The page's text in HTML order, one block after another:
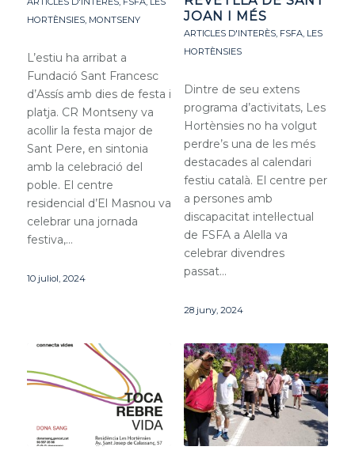
HORTÈNSIES, MONTSENY
L’estiu ha arribat a
Fundació Sant Francesc
d’Assís amb dies de festa i
platja. CR Montseny va
acollir la festa major de
Sant Pere, en sintonia
amb la celebració del
poble. El centre
residencial d’El Masnou va
celebrar una jornada
festiva,…
10 juliol, 2024
JOAN I MÉS
ARTICLES D'INTERÈS, FSFA, LES
HORTÈNSIES
Dintre de seu extens
programa d’activitats, Les
Hortènsies no ha volgut
perdre’s una de les més
destacades al calendari
festiu català. El centre per
a persones amb
discapacitat intel·lectual
de FSFA a Alella va
celebrar divendres
passat…
28 juny, 2024